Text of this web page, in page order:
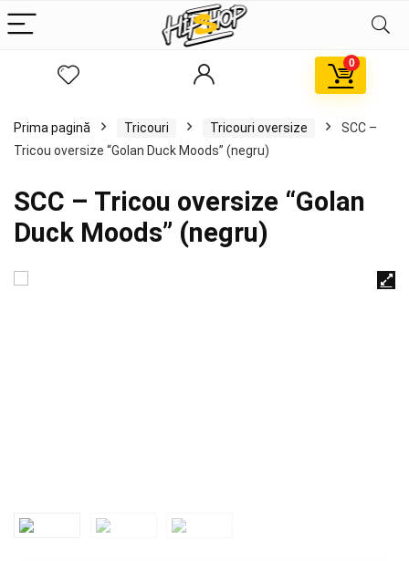
0
Prima pagină Tricouri Tricouri oversize
SCC –
Tricou oversize “Golan Duck Moods” (negru)
SCC – Tricou oversize “Golan
Duck Moods” (negru)